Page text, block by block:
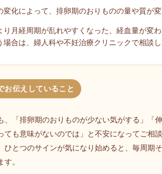
変化によって、排卵期のおりものの量や質が
り月経周期が乱れやすくなった、経血量が変
場合は、婦人科や不妊治療クリニックで相談し
お伝えしていること
、「排卵期のおりものが少ない気がする」「
ても意味がないのでは」と不安になってご相
ひとつのサインが気になり始めると、毎周期
す。